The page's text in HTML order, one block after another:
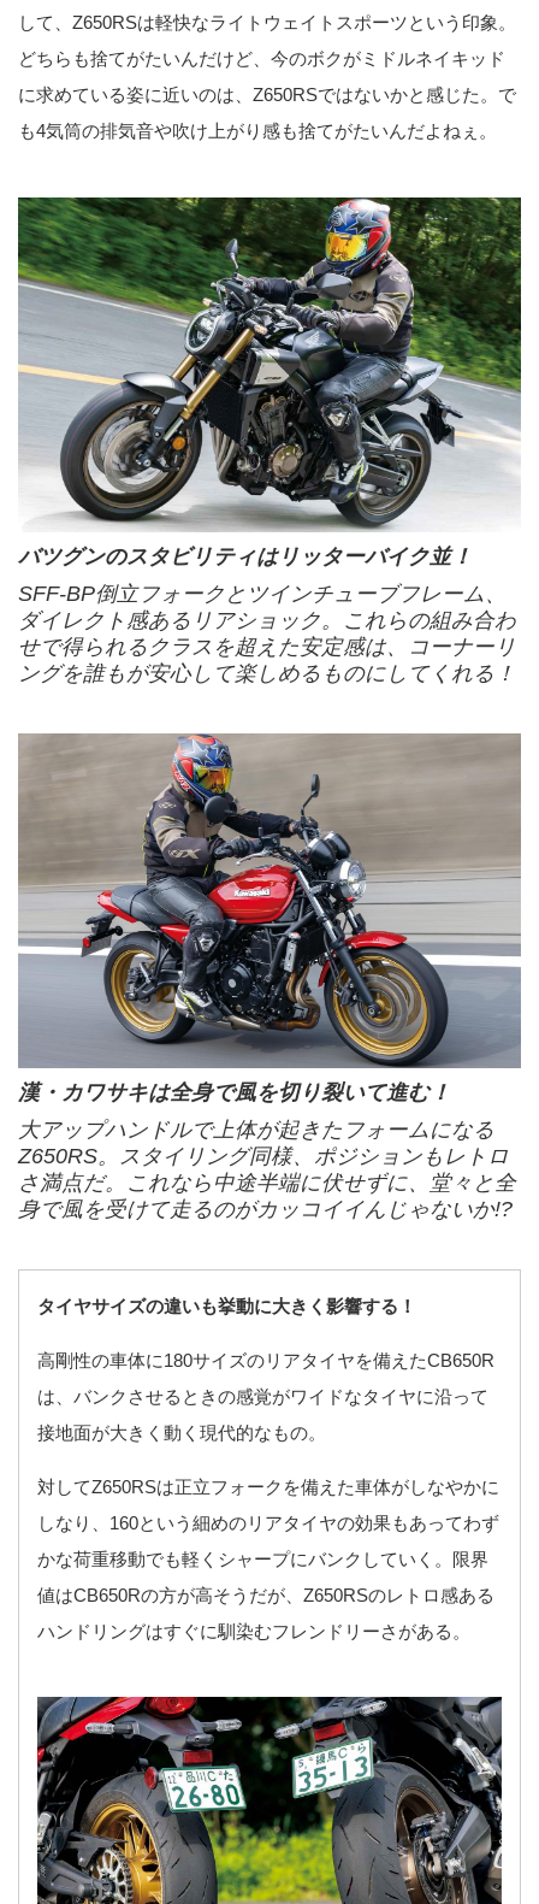
して、Z650RSは軽快なライトウェイトスポーツという印象。
どちらも捨てがたいんだけど、今のボクがミドルネイキッド
に求めている姿に近いのは、Z650RSではないかと感じた。で
も4気筒の排気音や吹け上がり感も捨てがたいんだよねぇ。
バツグンのスタビリティはリッターバイク並！
SFF-BP倒立フォークとツインチューブフレーム、
ダイレクト感あるリアショック。これらの組み合わ
せで得られるクラスを超えた安定感は、コーナーリ
ングを誰もが安心して楽しめるものにしてくれる！
漢・カワサキは全身で風を切り裂いて進む！
大アップハンドルで上体が起きたフォームになる
Z650RS。スタイリング同様、ポジションもレトロ
さ満点だ。これなら中途半端に伏せずに、堂々と全
身で風を受けて走るのがカッコイイんじゃないか!?
タイヤサイズの違いも挙動に大きく影響する！
高剛性の車体に180サイズのリアタイヤを備えたCB650R
は、バンクさせるときの感覚がワイドなタイヤに沿って
接地面が大きく動く現代的なもの。
対してZ650RSは正立フォークを備えた車体がしなやかに
しなり、160という細めのリアタイヤの効果もあってわず
かな荷重移動でも軽くシャープにバンクしていく。限界
値はCB650Rの方が高そうだが、Z650RSのレトロ感ある
ハンドリングはすぐに馴染むフレンドリーさがある。